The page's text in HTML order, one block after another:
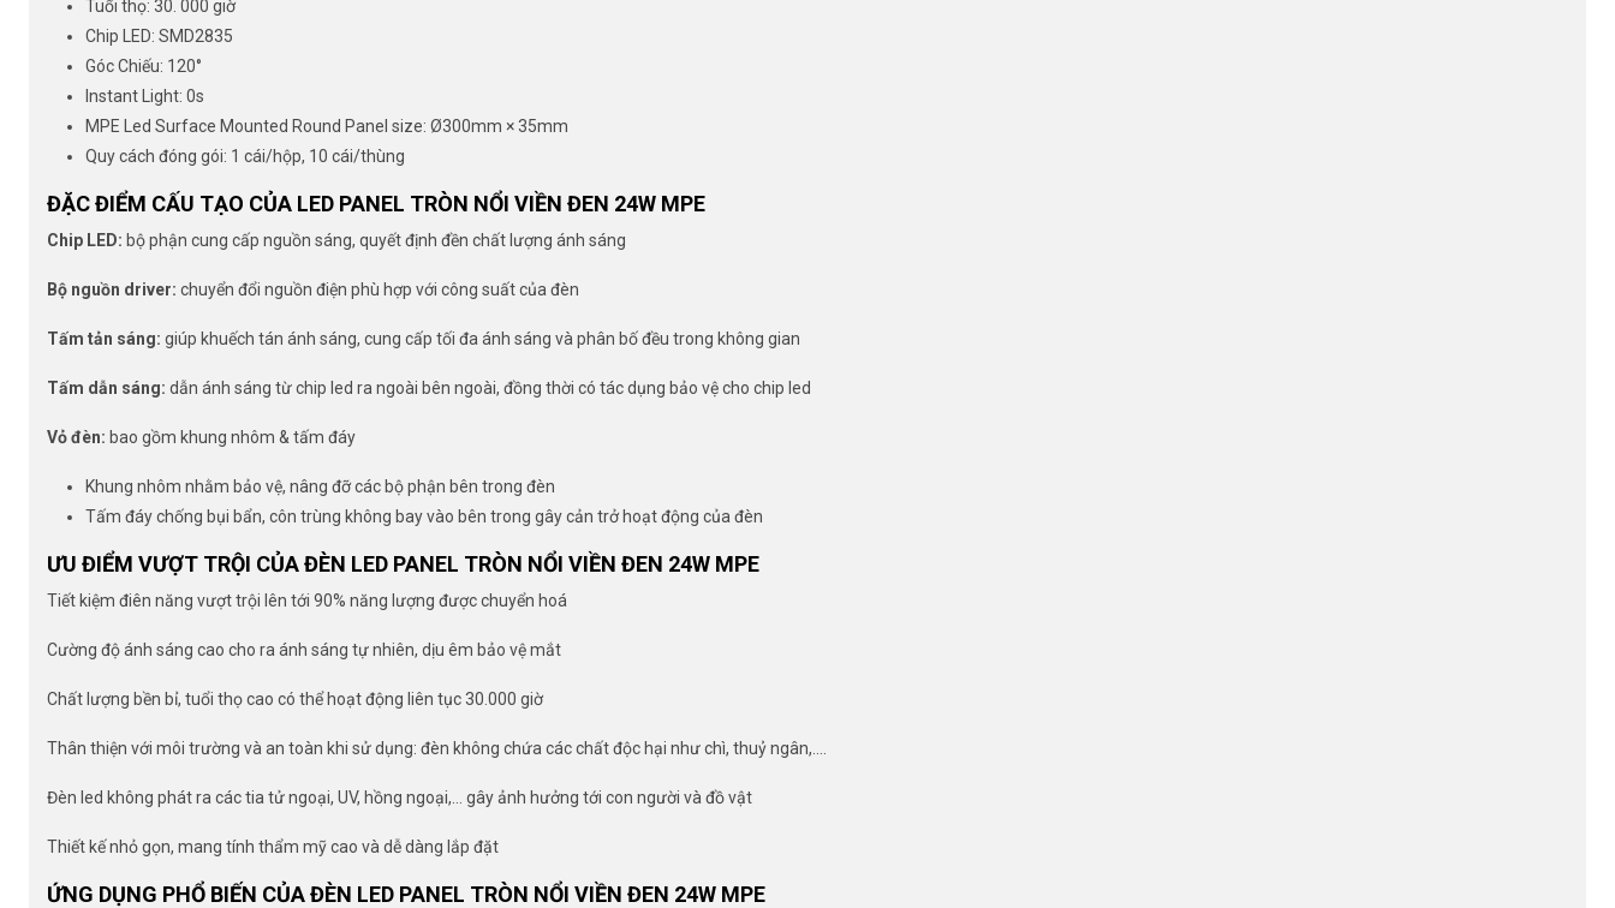
Tuổi thọ: 30. 000 giờ
Chip LED: SMD2835
Góc Chiếu: 120°
Instant Light: 0s
MPE Led Surface Mounted Round Panel size: Ø300mm × 35mm
Quy cách đóng gói: 1 cái/hộp, 10 cái/thùng
ĐẶC ĐIỂM CẤU TẠO CỦA LED PANEL TRÒN NỔI VIỀN ĐEN 24W MPE
Chip LED: bộ phận cung cấp nguồn sáng, quyết định đền chất lượng ánh sáng
Bộ nguồn driver: chuyển đổi nguồn điện phù hợp với công suất của đèn
Tấm tản sáng: giúp khuếch tán ánh sáng, cung cấp tối đa ánh sáng và phân bố đều trong không gian
Tấm dẫn sáng: dẫn ánh sáng từ chip led ra ngoài bên ngoài, đồng thời có tác dụng bảo vệ cho chip led
Vỏ đèn: bao gồm khung nhôm & tấm đáy
Khung nhôm nhằm bảo vệ, nâng đỡ các bộ phận bên trong đèn
Tấm đáy chống bụi bẩn, côn trùng không bay vào bên trong gây cản trở hoạt động của đèn
ƯU ĐIỂM VƯỢT TRỘI CỦA ĐÈN LED PANEL TRÒN NỔI VIỀN ĐEN 24W MPE
Tiết kiệm điên năng vượt trội lên tới 90% năng lượng được chuyển hoá
Cường độ ánh sáng cao cho ra ánh sáng tự nhiên, dịu êm bảo vệ mắt
Chất lượng bền bỉ, tuổi thọ cao có thể hoạt động liên tục 30.000 giờ
Thân thiện với môi trường và an toàn khi sử dụng: đèn không chứa các chất độc hại như chì, thuỷ ngân,….
Đèn led không phát ra các tia tử ngoại, UV, hồng ngoại,… gây ảnh hưởng tới con người và đồ vật
Thiết kế nhỏ gọn, mang tính thẩm mỹ cao và dễ dàng lắp đặt
ỨNG DỤNG PHỔ BIẾN CỦA ĐÈN LED PANEL TRÒN NỔI VIỀN ĐEN 24W MPE